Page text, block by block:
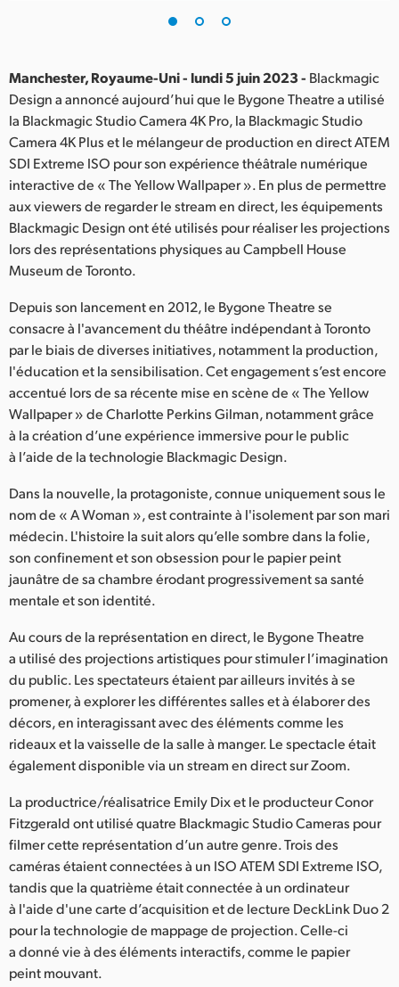
Italy
Japan
Korea
Mexico
Malaysia
Netherlands
New Zealand
Norway
Poland
Portugal
Singapore
South Africa
Spain
Sweden
Turkey
UAE
Ukraine
United Kingdom
United States
Manchester, Royaume-Uni - lundi 5 juin 2023 - Blackmagic
Design a annoncé aujourd’hui que le Bygone Theatre a utilisé
la Blackmagic Studio Camera 4K Pro, la Blackmagic Studio
Camera 4K Plus et le mélangeur de production en direct ATEM
SDI Extreme ISO pour son expérience théâtrale numérique
interactive de « The Yellow Wallpaper ». En plus de permettre
aux viewers de regarder le stream en direct, les équipements
Blackmagic Design ont été utilisés pour réaliser les projections
lors des représentations physiques au Campbell House
Museum de Toronto.
Depuis son lancement en 2012, le Bygone Theatre se
consacre à l'avancement du théâtre indépendant à Toronto
par le biais de diverses initiatives, notamment la production,
l'éducation et la sensibilisation. Cet engagement s’est encore
accentué lors de sa récente mise en scène de « The Yellow
Wallpaper » de Charlotte Perkins Gilman, notamment grâce
à la création d’une expérience immersive pour le public
à l’aide de la technologie Blackmagic Design.
Dans la nouvelle, la protagoniste, connue uniquement sous le
nom de « A Woman », est contrainte à l'isolement par son mari
médecin. L'histoire la suit alors qu’elle sombre dans la folie,
son confinement et son obsession pour le papier peint
jaunâtre de sa chambre érodant progressivement sa santé
mentale et son identité.
Au cours de la représentation en direct, le Bygone Theatre
a utilisé des projections artistiques pour stimuler l’imagination
du public. Les spectateurs étaient par ailleurs invités à se
promener, à explorer les différentes salles et à élaborer des
décors, en interagissant avec des éléments comme les
rideaux et la vaisselle de la salle à manger. Le spectacle était
également disponible via un stream en direct sur Zoom.
La productrice/réalisatrice Emily Dix et le producteur Conor
Fitzgerald ont utilisé quatre Blackmagic Studio Cameras pour
filmer cette représentation d’un autre genre. Trois des
caméras étaient connectées à un ISO ATEM SDI Extreme ISO,
tandis que la quatrième était connectée à un ordinateur
à l'aide d'une carte d’acquisition et de lecture DeckLink Duo 2
pour la technologie de mappage de projection. Celle-ci
a donné vie à des éléments interactifs, comme le papier
peint mouvant.